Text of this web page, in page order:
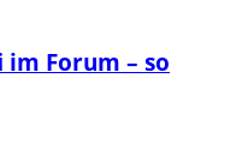
Forum – so